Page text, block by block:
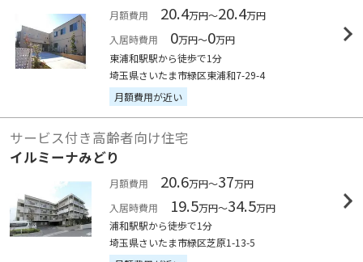
月額費用 20.4万円～20.4万円
入居時費用
0万円～0万円
東浦和駅駅から徒歩で1分
埼玉県さいたま市緑区東浦和7-29-4
月額費用が近い
サービス付き高齢者向け住宅
イルミーナみどり
月額費用 20.6万円～37万円
入居時費用
19.5万円～34.5万円
浦和駅駅から徒歩で1分
埼玉県さいたま市緑区芝原1-13-5